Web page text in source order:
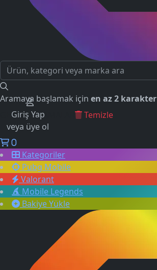
Aramaya başlamak için en az 2 karakter
GEÇMİŞ ARAMALAR
Temizle
Giriş Yap
veya üye ol
0
Kategoriler
Pubg Mobile
Valorant
Mobile Legends
Bakiye Yükle